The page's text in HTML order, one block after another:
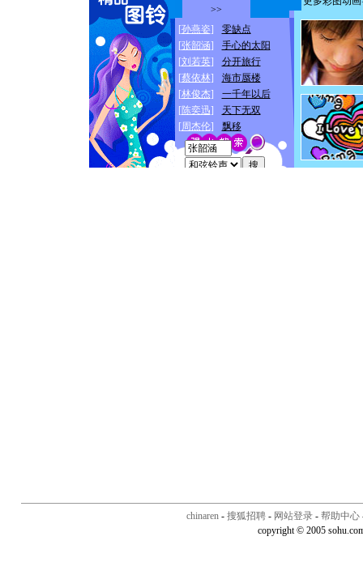
chinaren - 搜狐招聘 - 网站登录 - 帮助中心
copyright © 2005